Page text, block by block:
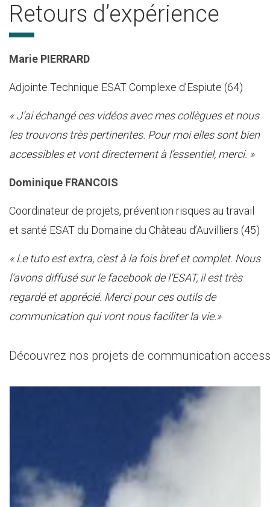
Retours d’expérience
Marie PIERRARD
Adjointe Technique ESAT Complexe d’Espiute (64)
« J’ai échangé ces vidéos avec mes collègues et nous
les trouvons très pertinentes. Pour moi elles sont bien
accessibles et vont directement à l’essentiel, merci. »
Dominique FRANCOIS
Coordinateur de projets, prévention risques au travail
et santé ESAT du Domaine du Château d’Auvilliers (45)
« Le tuto est extra, c’est à la fois bref et complet. Nous
l’avons diffusé sur le facebook de l’ESAT, il est très
regardé et apprécié. Merci pour ces outils de
communication qui vont nous faciliter la vie.»
Découvrez nos projets de communication